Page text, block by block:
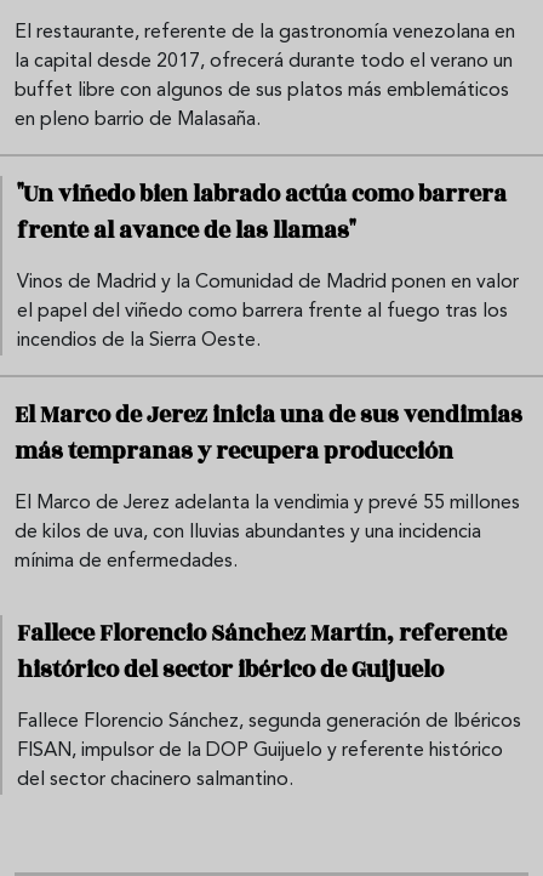
El restaurante, referente de la gastronomía venezolana en
la capital desde 2017, ofrecerá durante todo el verano un
buffet libre con algunos de sus platos más emblemáticos
en pleno barrio de Malasaña.
"Un viñedo bien labrado actúa como barrera
frente al avance de las llamas"
Vinos de Madrid y la Comunidad de Madrid ponen en valor
el papel del viñedo como barrera frente al fuego tras los
incendios de la Sierra Oeste.
El Marco de Jerez inicia una de sus vendimias
más tempranas y recupera producción
El Marco de Jerez adelanta la vendimia y prevé 55 millones
de kilos de uva, con lluvias abundantes y una incidencia
mínima de enfermedades.
Fallece Florencio Sánchez Martín, referente
histórico del sector ibérico de Guijuelo
Fallece Florencio Sánchez, segunda generación de Ibéricos
FISAN, impulsor de la DOP Guijuelo y referente histórico
del sector chacinero salmantino.